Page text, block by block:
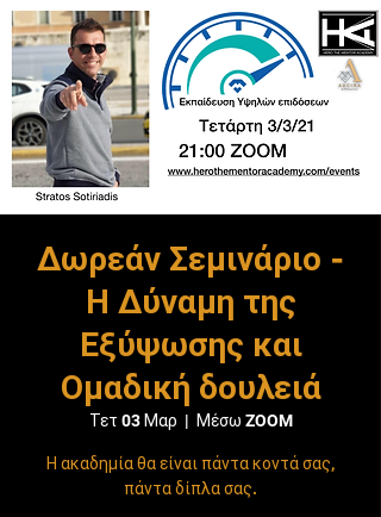
Δωρεάν Σεμινάριο -
Η Δύναμη της
Εξύψωσης και
Ομαδική δουλειά
Τετ 03 Μαρ
  |
Μέσω ZOOM
Η ακαδημία θα είναι πάντα κοντά σας,
πάντα δίπλα σας.